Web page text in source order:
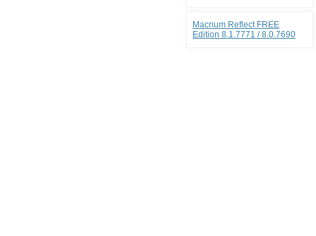
Macrium Reflect FREE
Edition 8.1.7771 / 8.0.7690